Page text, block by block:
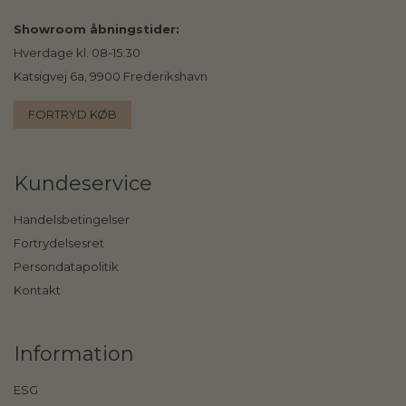
Showroom åbningstider:
Hverdage kl. 08-15:30
Katsigvej 6a, 9900 Frederikshavn
FORTRYD KØB
Kundeservice
Handelsbetingelser
Fortrydelsesret
Persondatapolitik
Kontakt
Information
ESG